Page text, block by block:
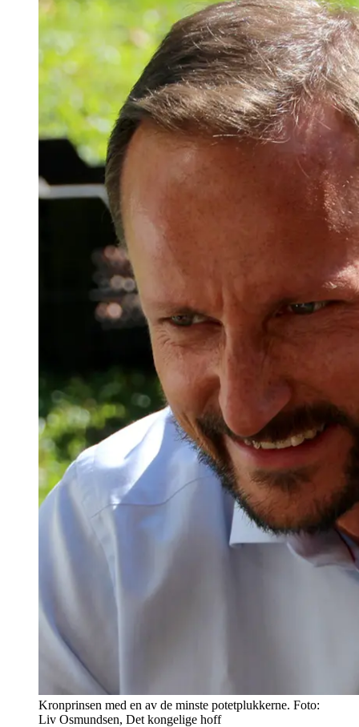
Kronprinsen med en av de minste potetplukkerne. Foto:
Liv Osmundsen, Det kongelige hoff